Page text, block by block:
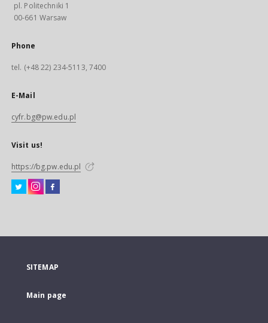
pl. Politechniki 1
00-661 Warsaw
Phone
tel. (+48 22) 234-5113, 7400
E-Mail
cyfr.bg@pw.edu.pl
Visit us!
https://bg.pw.edu.pl
SITEMAP
Main page